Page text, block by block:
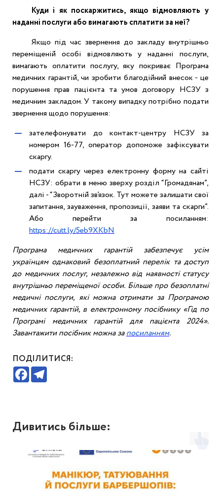
Куди і як поскаржитись, якщо відмовляють у
наданні послуги або вимагають сплатити за неї?
Якщо під час звернення до закладу внутрішньо
переміщеній особі відмовляють у наданні послуги,
вимагають оплатити послугу, яку покриває Програма
медичних гарантій, чи зробити благодійний внесок - це
порушення прав пацієнта та умов договору НСЗУ з
медичним закладом. У такому випадку потрібно подати
звернення щодо порушення:
зателефонувати до контакт-центру НСЗУ за
номером 16-77, оператор допоможе зафіксувати
скаргу.
подати скаргу через електронну форму на сайті
НСЗУ: обрати в меню зверху розділ “Громадянам”,
далі - “Зворотній зв’язок. Тут можете залишати свої
запитання, зауваження, пропозиції, заяви та скарги”.
Або перейти за посиланням:
https://cutt.ly/5eb9XKbN
Програма медичних гарантій забезпечує усім
українцям однаковий безоплатний перелік та доступ
до медичних послуг, незалежно від наявності статусу
внутрішньо переміщеної особи. Більше про безоплатні
медичні послуги, які можна отримати за Програмою
медичних гарантій, в електронному посібнику «Гід по
Програмі медичних гарантій для пацієнта 2024».
Завантажити посібник можна запосиланням.
ПОДІЛИТИСЯ:
Facebook
Дивитись більше: